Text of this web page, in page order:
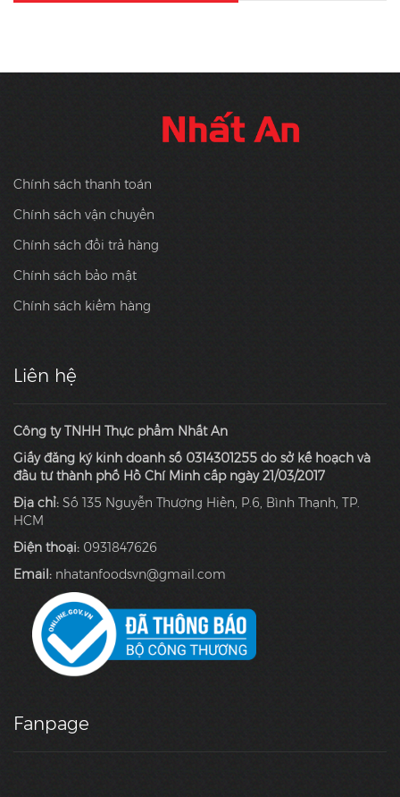
Chính sách thanh toán
Chính sách vận chuyển
Chính sách đổi trả hàng
Chính sách bảo mật
Chính sách kiểm hàng
Liên hệ
Công ty TNHH Thực phẩm Nhất An
Giấy đăng ký kinh doanh số 0314301255 do sở kế hoạch và
đầu tư thành phố Hồ Chí Minh cấp ngày 21/03/2017
Địa chỉ: Số 135 Nguyễn Thượng Hiền, P.6, Bình Thạnh, TP.
HCM
Điện thoại: 0931847626
Email: nhatanfoodsvn@gmail.com
Fanpage